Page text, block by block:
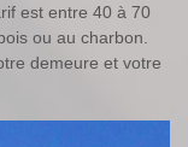
est entre 40 à 70
ou au charbon.
demeure et votre